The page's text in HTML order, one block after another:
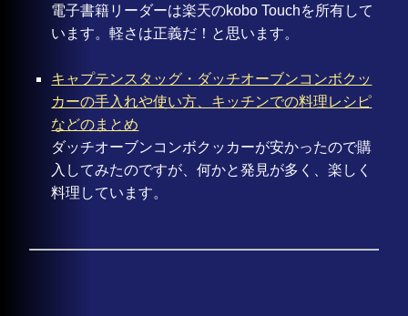
電子書籍リーダーは楽天のkobo Touchを所有して
います。軽さは正義だ！と思います。
キャプテンスタッグ・ダッチオーブンコンボクッ
カーの手入れや使い方、キッチンでの料理レシピ
などのまとめ
ダッチオーブンコンボクッカーが安かったので購
入してみたのですが、何かと発見が多く、楽しく
料理しています。